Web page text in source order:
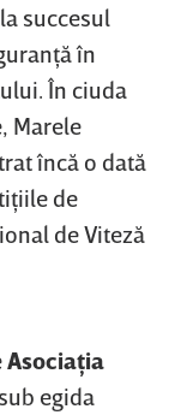
succesul
în
În ciuda
Marele
încă o dată
de
de Viteză
Asociaţia
sub egida